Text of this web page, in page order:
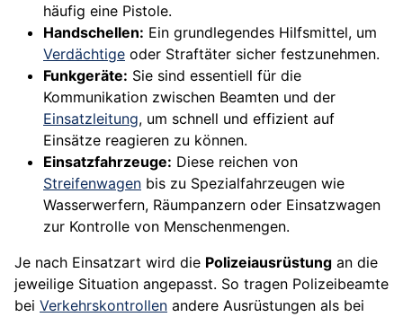
häufig eine Pistole.
Handschellen: Ein grundlegendes Hilfsmittel, um
Verdächtige oder Straftäter sicher festzunehmen.
Funkgeräte: Sie sind essentiell für die
Kommunikation zwischen Beamten und der
Einsatzleitung, um schnell und effizient auf
Einsätze reagieren zu können.
Einsatzfahrzeuge: Diese reichen von
Streifenwagen bis zu Spezialfahrzeugen wie
Wasserwerfern, Räumpanzern oder Einsatzwagen
zur Kontrolle von Menschenmengen.
Je nach Einsatzart wird die Polizeiausrüstung an die
jeweilige Situation angepasst. So tragen Polizeibeamte
bei Verkehrskontrollen andere Ausrüstungen als bei